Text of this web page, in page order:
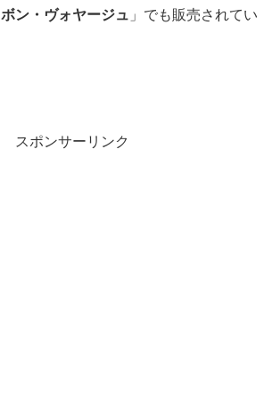
ボン・ヴォヤージュ 」でも販売されてい
スポンサーリンク